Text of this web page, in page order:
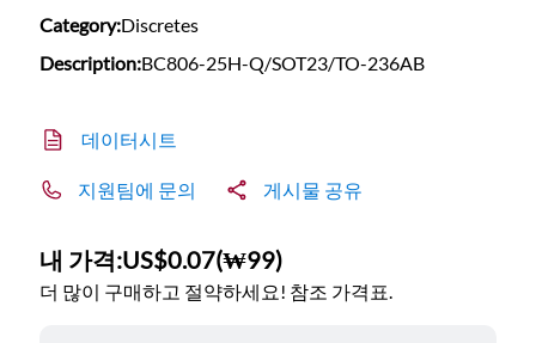
Category:Discretes
Description:BC806-25H-Q/SOT23/TO-236AB
데이터시트
지원팀에 문의 게시물 공유
내 가격:US$0.07(₩99)
더 많이 구매하고 절약하세요! 참조 가격표.